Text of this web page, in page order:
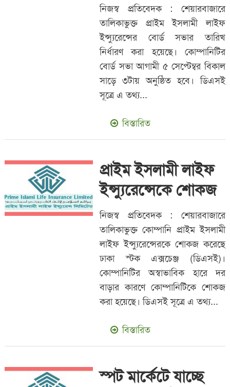
নিজস্ব প্রতিবেদক : শেয়ারবাজারে
তালিকাভুক্ত প্রাইম ইসলামী লাইফ
ইন্স্যুরেন্সের বোর্ড সভার তারিখ
নির্ধারণ করা হয়েছে। কোম্পানিটির
বোর্ড সভা আগামী ৫ সেপ্টেম্বর বিকাল
সাড়ে ৩টায় অনুষ্ঠিত হবে। ডিএসই
সূত্রে এ তথ্য...
বিস্তারিত
প্রাইম ইসলামী লাইফ
ইন্স্যুরেন্সেকে শোকজ
নিজস্ব প্রতিবেদক : শেয়ারবাজারে
তালিকাভুক্ত কোম্পানি প্রাইম ইসলামী
লাইফ ইন্স্যুরেন্সেরকে শোকজ করেছে
ঢাকা স্টক এক্সচেঞ্জ (ডিএসই)।
কোম্পানিটির অস্বাভাবিক হারে দর
বাড়ার কারণে কোম্পানিটিকে শোকজ
করা হয়েছে। ডিএসই সূত্রে এ তথ্য...
বিস্তারিত
স্পট মার্কেটে যাচ্ছে